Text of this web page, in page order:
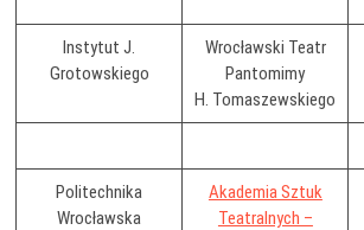
Instytut J.
Grotowskiego
Wrocławski Teatr
Pantomimy
H. Tomaszewskiego
Politechnika
Wrocławska
Akademia Sztuk
Teatralnych –